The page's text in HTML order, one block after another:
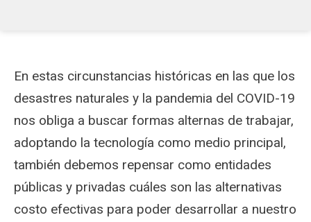
En estas circunstancias históricas en las que los
desastres naturales y la pandemia del COVID-19
nos obliga a buscar formas alternas de trabajar,
adoptando la tecnología como medio principal,
también debemos repensar como entidades
públicas y privadas cuáles son las alternativas
costo efectivas para poder desarrollar a nuestro